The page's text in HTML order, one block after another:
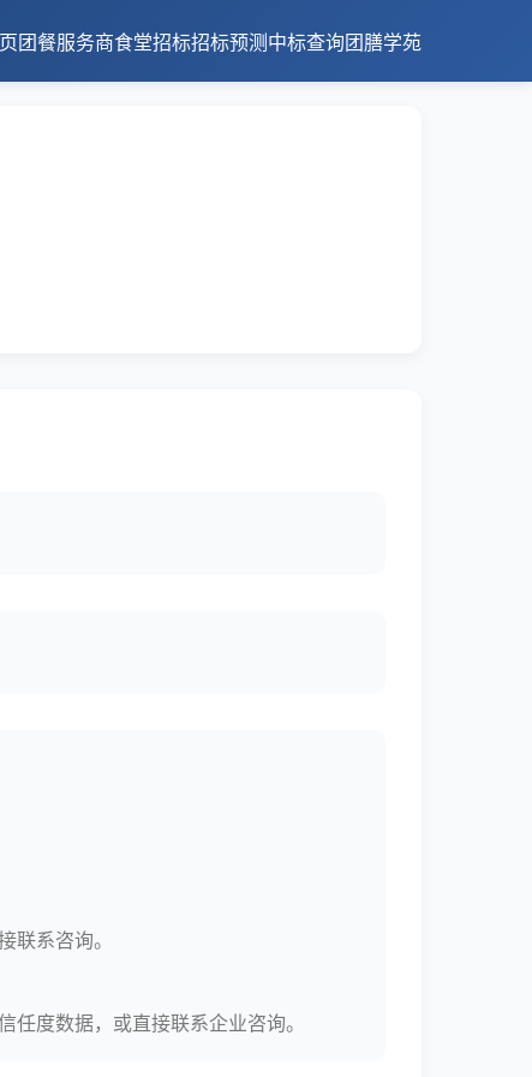
团餐服务商食堂招标招标预测中标查询团膳学苑
系咨询。
度数据，或直接联系企业咨询。